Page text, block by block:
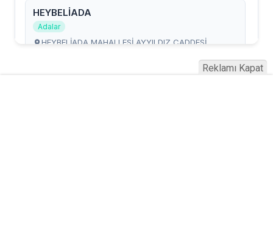
Reklamı Kapat